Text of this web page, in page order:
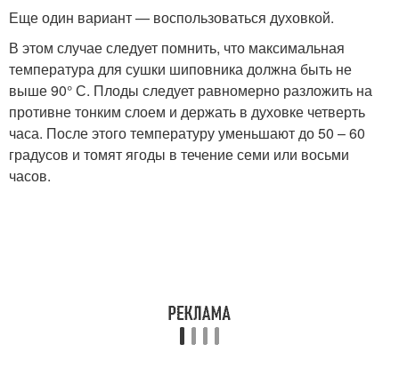
Еще один вариант — воспользоваться духовкой.
В этом случае следует помнить, что максимальная
температура для сушки шиповника должна быть не
выше 90° С. Плоды следует равномерно разложить на
противне тонким слоем и держать в духовке четверть
часа. После этого температуру уменьшают до 50 – 60
градусов и томят ягоды в течение семи или восьми
часов.